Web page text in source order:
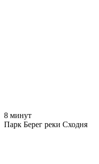
8 минут
Парк Берег реки Сходня